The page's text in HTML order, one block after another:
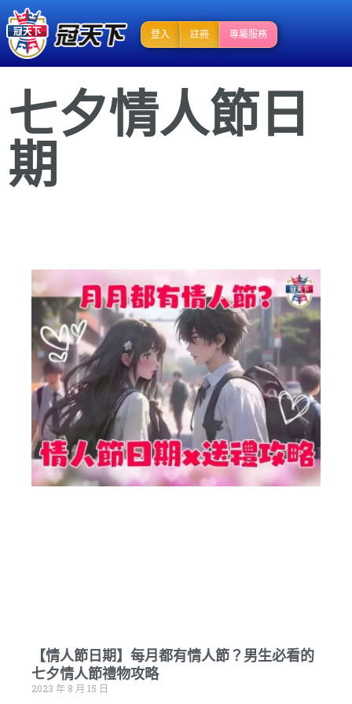
登入 註冊 專屬服務
七夕情人節日
期
【情人節日期】每月都有情人節？男生必看的
七夕情人節禮物攻略
2023 年 8 月 15 日